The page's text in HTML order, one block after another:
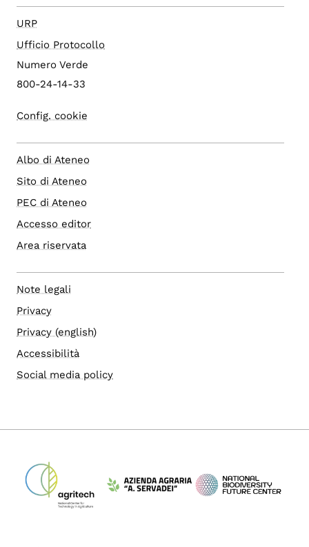
URP
Ufficio Protocollo
Numero Verde
800-24-14-33
Config. cookie
Albo di Ateneo
Sito di Ateneo
PEC di Ateneo
Accesso editor
Area riservata
Note legali
Privacy
Privacy (english)
Accessibilità
Social media policy